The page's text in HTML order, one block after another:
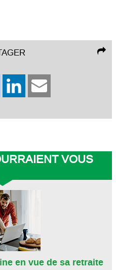
VOUS
en vue de sa retraite